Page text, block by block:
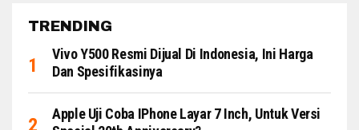
TRENDING
Vivo Y500 Resmi Dijual Di Indonesia, Ini Harga
Dan Spesifikasinya
Apple Uji Coba IPhone Layar 7 Inch, Untuk Versi